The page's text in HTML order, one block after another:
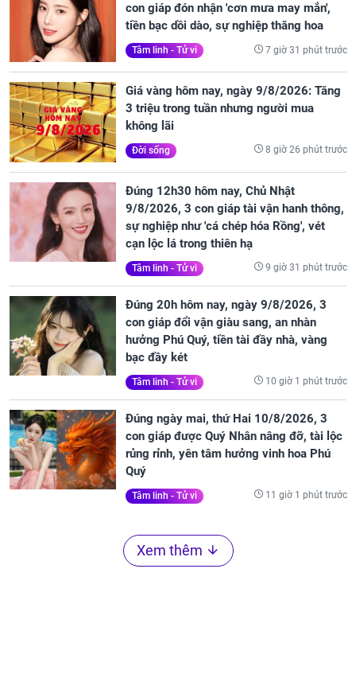
con giáp đón nhận 'cơn mưa may mắn',
tiền bạc dồi dào, sự nghiệp thăng hoa
Tâm linh - Tử vi 7 giờ 31 phút trước
Giá vàng hôm nay, ngày 9/8/2026: Tăng
3 triệu trong tuần nhưng người mua
không lãi
Đời sống 8 giờ 26 phút trước
Đúng 12h30 hôm nay, Chủ Nhật
9/8/2026, 3 con giáp tài vận hanh thông,
sự nghiệp như 'cá chép hóa Rồng', vét
cạn lộc lá trong thiên hạ
Tâm linh - Tử vi 9 giờ 31 phút trước
Đúng 20h hôm nay, ngày 9/8/2026, 3
con giáp đổi vận giàu sang, an nhàn
hưởng Phú Quý, tiền tài đầy nhà, vàng
bạc đầy két
Tâm linh - Tử vi 10 giờ 1 phút trước
Đúng ngày mai, thứ Hai 10/8/2026, 3
con giáp được Quý Nhân nâng đỡ, tài lộc
rủng rỉnh, yên tâm hưởng vinh hoa Phú
Quý
Tâm linh - Tử vi 11 giờ 1 phút trước
Xem thêm